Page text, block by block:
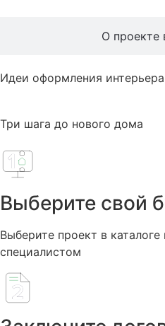
О проекте
Идеи оформления интерьера
Три шага до нового дома
Выберите свой
Выберите проект в
специалистом